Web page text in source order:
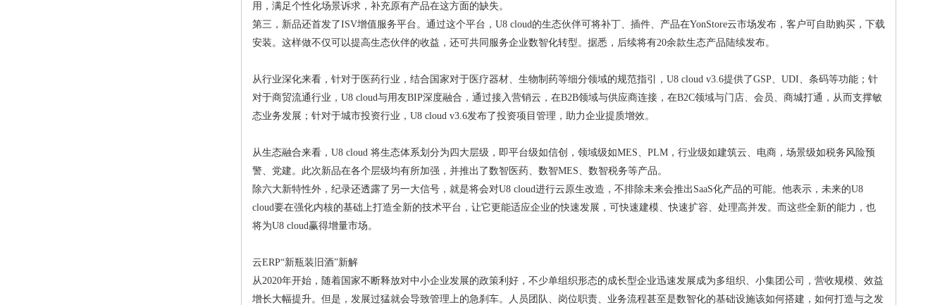
用，满足个性化场景诉求，补充原有产品在这方面的缺失。
第三，新品还首发了ISV增值服务平台。通过这个平台，U8 cloud的生态伙伴可将补丁、插件、产品在YonStore云市场发布，客户可自助购买，下载
安装。这样做不仅可以提高生态伙伴的收益，还可共同服务企业数智化转型。据悉，后续将有20余款生态产品陆续发布。
从行业深化来看，针对于医药行业，结合国家对于医疗器材、生物制药等细分领域的规范指引，U8 cloud v3.6提供了GSP、UDI、条码等功能；针
对于商贸流通行业，U8 cloud与用友BIP深度融合，通过接入营销云，在B2B领域与供应商连接，在B2C领域与门店、会员、商城打通，从而支撑敏
态业务发展；针对于城市投资行业，U8 cloud v3.6发布了投资项目管理，助力企业提质增效。
从生态融合来看，U8 cloud 将生态体系划分为四大层级，即平台级如信创，领域级如MES、PLM，行业级如建筑云、电商，场景级如税务风险预
警、党建。此次新品在各个层级均有所加强，并推出了数智医药、数智MES、数智税务等产品。
除六大新特性外，纪录还透露了另一大信号，就是将会对U8 cloud进行云原生改造，不排除未来会推出SaaS化产品的可能。他表示，未来的U8
cloud要在强化内核的基础上打造全新的技术平台，让它更能适应企业的快速发展，可快速建模、快速扩容、处理高并发。而这些全新的能力，也
将为U8 cloud赢得增量市场。
云ERP“新瓶装旧酒”新解
从2020年开始，随着国家不断释放对中小企业发展的政策利好，不少单组织形态的成长型企业迅速发展成为多组织、小集团公司，营收规模、效益
增长大幅提升。但是，发展过猛就会导致管理上的急刹车。人员团队、岗位职责、业务流程甚至是数智化的基础设施该如何搭建，如何打造与之发